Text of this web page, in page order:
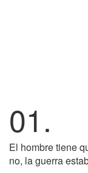
01.
El hombre tiene
no, la guerra